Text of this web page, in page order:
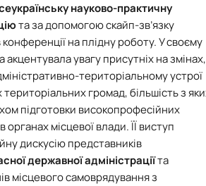
науково-практичну
та за допомогою скайп-зв’язку
на плідну роботу. У своєму
акцентувала увагу присутніх на змінах,
територіальному устрої
громад, більшість з
підготовки високопрофесійних
органах місцевої влади. ЇЇ виступ
дискусію представників
державної адміністраціїта
місцевого самоврядування з